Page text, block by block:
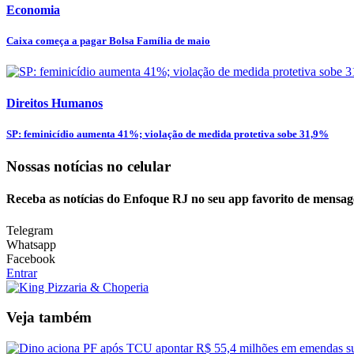
Economia
Caixa começa a pagar Bolsa Família de maio
Direitos Humanos
SP: feminicídio aumenta 41%; violação de medida protetiva sobe 31,9%
Nossas notícias no celular
Receba as notícias do Enfoque RJ no seu app favorito de
Telegram
Whatsapp
Facebook
Entrar
Veja também